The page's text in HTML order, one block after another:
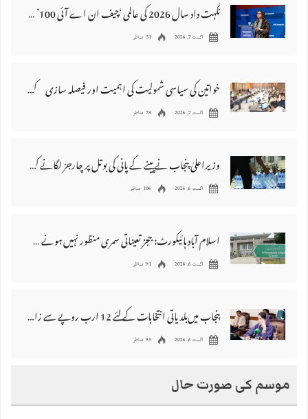
نگہت داد سال 2026 کی عالمی ‘چیف ان اے آئی 100’ فہرست میں شامل
اگست 7, 2026 51 مناظر
خواتین کی سیاسی شمولیت کی اہمیت اور فیصلہ سازی کے عمل میں فعال کردار
اگست 7, 2026 78 مناظر
وزیراعلیٰ پنجاب نے پینے کے پانی کی بوتل پر چارجز لگانے کی تجویز مستر دکر دی
اگست 6, 2026 106 مناظر
اسلام آباد ہائیکورٹ: ججز تعیناتی سمری منظور نہیں‌ ہونے کے خٌلاف فیصلہ محفوظ
اگست 6, 2026 91 مناظر
پنجاب میں‌بلدیاتی انتخابات کے لئے 12 ارب روپے سے زائد مختص کرنے کی منظوری
اگست 6, 2026 95 مناظر
موسم کی صورت حال